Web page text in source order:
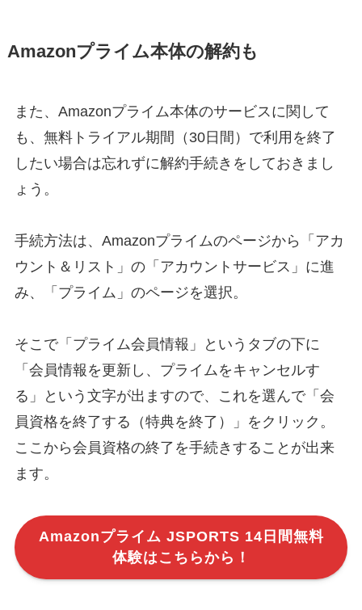
Amazonプライム本体の解約も
また、Amazonプライム本体のサービスに関して
も、無料トライアル期間（30日間）で利用を終了
したい場合は忘れずに解約手続きをしておきまし
ょう。
手続方法は、Amazonプライムのページから「アカ
ウント＆リスト」の「アカウントサービス」に進
み、「プライム」のページを選択。
そこで「プライム会員情報」というタブの下に
「会員情報を更新し、プライムをキャンセルす
る」という文字が出ますので、これを選んで「会
員資格を終了する（特典を終了）」をクリック。
ここから会員資格の終了を手続きすることが出来
ます。
Amazonプライム JSPORTS 14日間無料
体験はこちらから！